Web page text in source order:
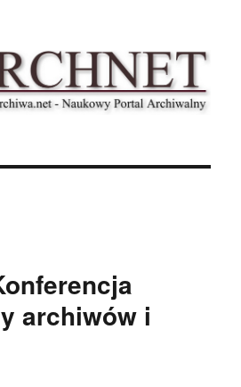
archiwów i